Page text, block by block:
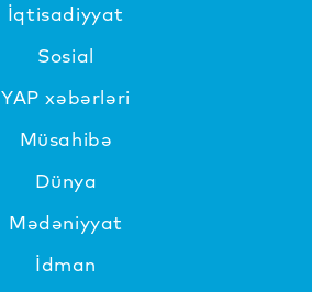
İqtisadiyyat
Sosial
YAP xəbərləri
Müsahibə
Dünya
Mədəniyyat
İdman